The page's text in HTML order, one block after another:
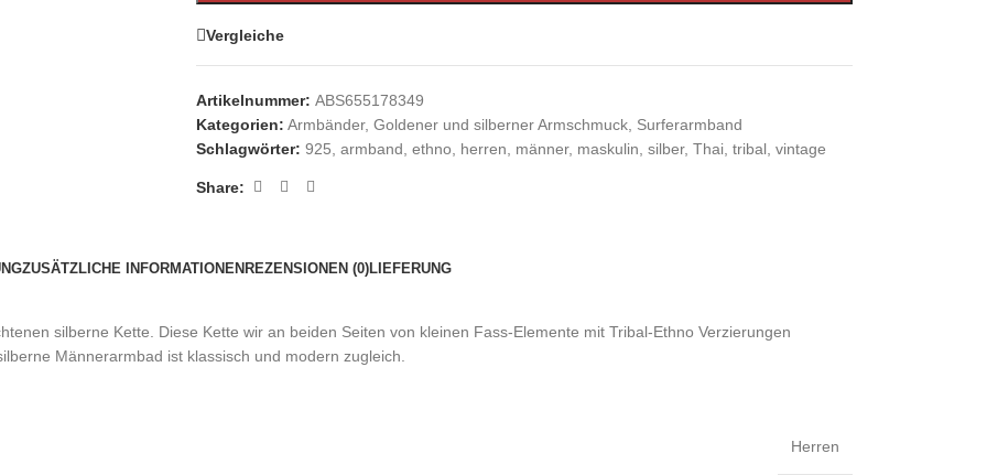
Vergleiche
Artikelnummer: ABS655178349
Kategorien: Armbänder, Goldener und silberner Armschmuck, Surferarmband
Schlagwörter: 925 armband ethno herren männer, maskulin silber, Thai, tribal, vintage
Share:
ZUSÄTZLICHE INFORMATIONEN REZENSIONEN (0)LIEFERUNG
silberne Kette. Diese Kette wir an beiden Seiten von kleinen Fass-Elemente mit Tribal-Ethno Verzierungen
Männerarmbad ist klassisch und modern zugleich.
Herren